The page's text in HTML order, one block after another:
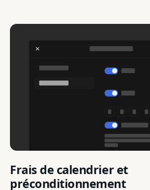
Frais de calendrier et
préconditionnement